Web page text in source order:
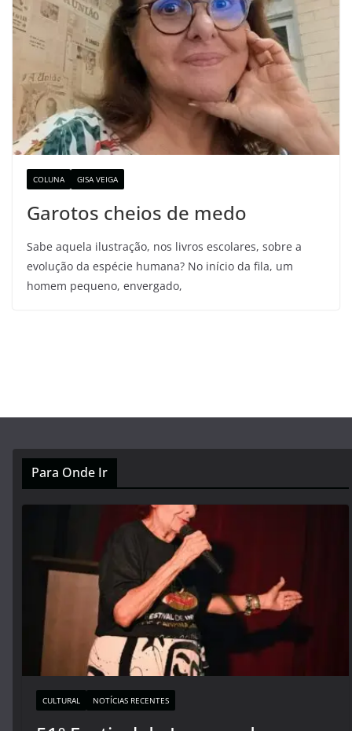
COLUNA GISA VEIGA
Garotos cheios de medo
Sabe aquela ilustração, nos livros escolares, sobre a
evolução da espécie humana? No início da fila, um
homem pequeno, envergado,
Para Onde Ir
CULTURAL NOTÍCIAS RECENTES